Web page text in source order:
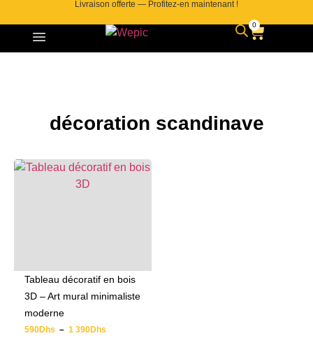
Livraison offerte — Profitez-en maintenant !
0
décoration scandinave
Tableau décoratif en bois
3D – Art mural minimaliste
moderne
590Dhs – 1 390Dhs